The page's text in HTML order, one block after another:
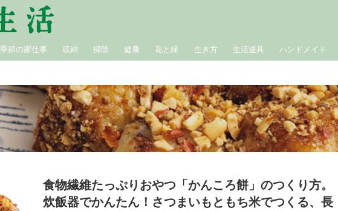
季節の家仕事 収納 掃除 健康 花と緑 生き方 生活道具 ハンドメイド
食物繊維たっぷりおやつ「かんころ餅」のつくり方。
炊飯器でかんたん！さつまいもともち米でつくる、長